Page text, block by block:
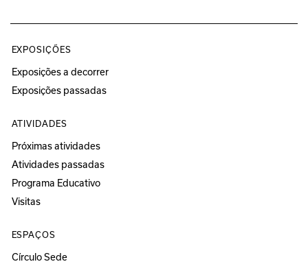
EXPOSIÇÕES
Exposições a decorrer
Exposições passadas
ATIVIDADES
Próximas atividades
Atividades passadas
Programa Educativo
Visitas
ESPAÇOS
Círculo Sede